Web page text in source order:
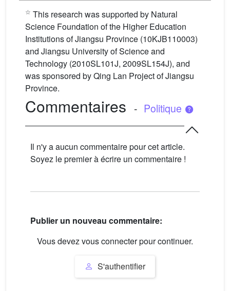
☆ This research was supported by Natural
Science Foundation of the Higher Education
Institutions of Jiangsu Province (10KJB110003)
and Jiangsu University of Science and
Technology (2010SL101J, 2009SL154J), and
was sponsored by Qing Lan Project of Jiangsu
Province.
Commentaires - Politique
Il n'y a aucun commentaire pour cet article.
Soyez le premier à écrire un commentaire !
Publier un nouveau commentaire:
Vous devez vous connecter pour continuer.
S'authentifier